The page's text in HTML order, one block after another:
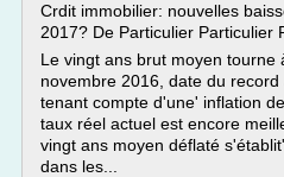
Crdit immobilier: nouvelles
2017? De Particulier Particulier
Le vingt ans brut moyen tourne
novembre 2016, date du
tenant compte d'une' inflation
taux réel actuel est encore
vingt ans moyen déflaté
dans les...